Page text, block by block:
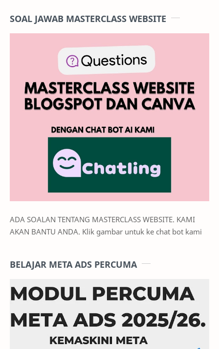
SOAL JAWAB MASTERCLASS WEBSITE
ADA SOALAN TENTANG MASTERCLASS WEBSITE. KAMI
AKAN BANTU ANDA. Klik gambar untuk ke chat bot kami
BELAJAR META ADS PERCUMA